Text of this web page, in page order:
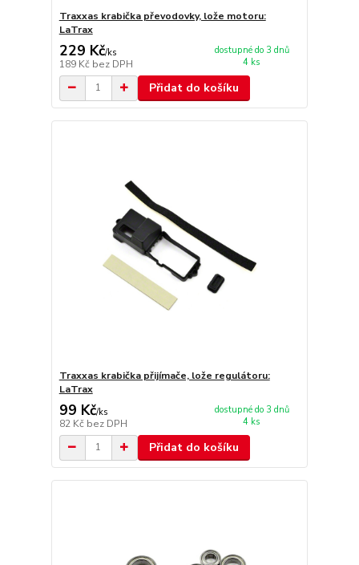
Traxxas krabička převodovky, lože motoru:
LaTrax
229 Kč/ks
189 Kč bez DPH
dostupné do 3 dnů
4 ks
Přidat do košíku
Traxxas krabička přijímače, lože regulátoru:
LaTrax
99 Kč/ks
82 Kč bez DPH
dostupné do 3 dnů
4 ks
Přidat do košíku